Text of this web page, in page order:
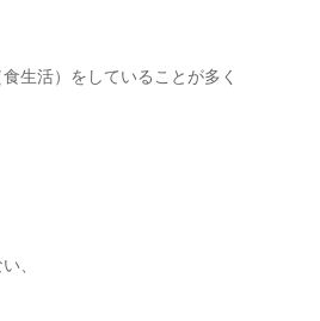
生活）をしていることが多く
、